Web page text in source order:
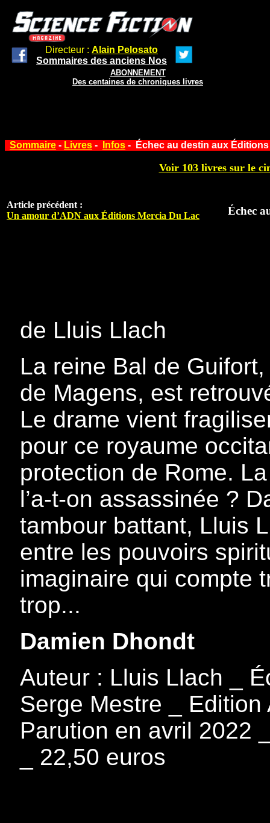
Directeur : Alain Pelosato
Sommaires des anciens Nos
ABONNEMENT
Des centaines de chroniques livres
Sommaire - Livres - Infos - Échec au destin aux
Voir 103 livres sur le
Article précédent :
Un amour d’ADN aux Éditions Mercia Du Lac
Échec
de Lluis Llach
La reine Bal de
de Magens, est
Le drame vient
pour ce royaume
protection de Rome.
l’a-t-on assassinée ?
tambour battant, Lluis
entre les pouvoirs
imaginaire qui compte
trop...
Damien Dhondt
Auteur : Lluis Llach _
Serge Mestre _
Parution en avril 2022
_ 22,50 euros